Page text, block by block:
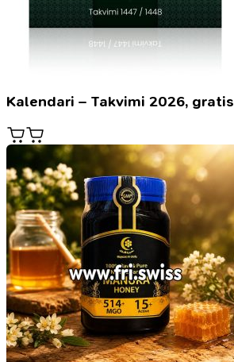
Kalendari – Takvimi 2026, gratis